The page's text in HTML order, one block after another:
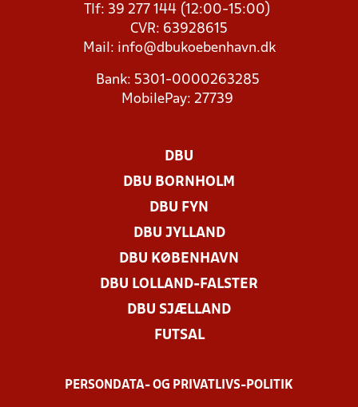
Tlf: 39 277 144 (12:00-15:00)
CVR: 63928615
Mail: info@dbukoebenhavn.dk
Bank: 5301-0000263285
MobilePay: 27739
DBU
DBU BORNHOLM
DBU FYN
DBU JYLLAND
DBU KØBENHAVN
DBU LOLLAND-FALSTER
DBU SJÆLLAND
FUTSAL
PERSONDATA- OG PRIVATLIVS-POLITIK